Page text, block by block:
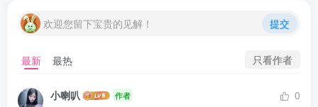
欢迎您留下宝贵的见解！ 提交
最新 最热 只看作者
小喇叭 作者
0